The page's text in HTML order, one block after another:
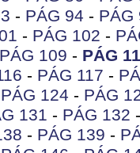
- PÁG 94 - PÁG
- PÁG 102 -
PÁG 109 - PÁG
- PÁG 117 -
PÁG 124 - PÁG
131 - PÁG 132
- PÁG 139 -